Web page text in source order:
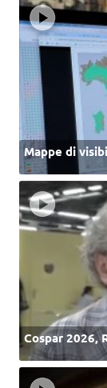
Mappe di
Cospar 2026,